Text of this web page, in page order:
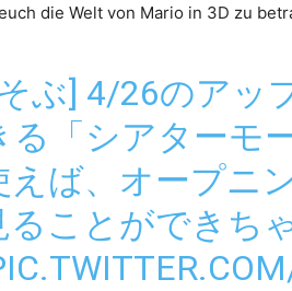
die Welt von Mario in 3D zu
ぶ] 4/26のアッ
る「シアターモ
えば、オープニ
ることができち